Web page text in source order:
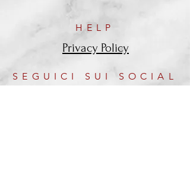
HELP
Privacy Policy
SEGUICI SUI SOCIAL